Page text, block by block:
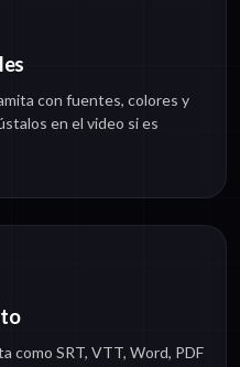
con fuentes, colores y
en el video si es
como SRT, VTT, Word, PDF